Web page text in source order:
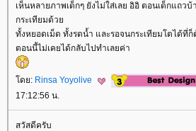
เห็นหลายภาพเด็กๆ ยังไม่ใส่เลย อิอิ ตอนเด็กแถ
กระเทียมด้ว
ทั้งหยอดเม็ด ทั้งรดน้ำ และรอจนกระเทียมโตได้ที่
ตอนนี้ไม่เคยได้กลับไปทำเลยค่า
ดย: Rinsa Yoyolive
17:12:56 น.
สวัสดีครับ